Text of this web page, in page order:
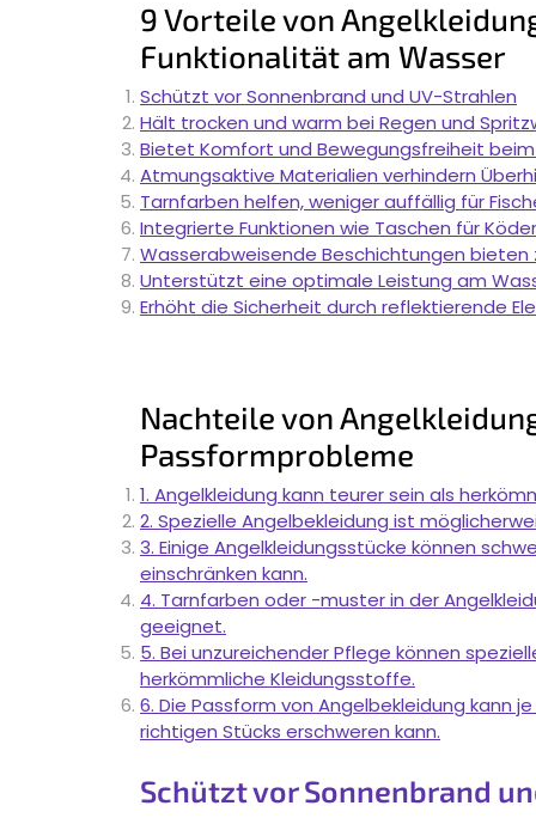
9 Vorteile von
Funktionalität am Wasser
Schützt vor Sonnenbrand und UV-Strahlen
Hält trocken und warm bei Regen und
Bietet Komfort und Bewegungsfreiheit
Atmungsaktive Materialien verhindern
Tarnfarben helfen, weniger auffällig für
Integrierte Funktionen wie Taschen für
Wasserabweisende Beschichtungen
Unterstützt eine optimale Leistung am
Erhöht die Sicherheit durch reflektierende
Nachteile von
Passformprobleme
1. Angelkleidung kann teurer sein als
2. Spezielle Angelbekleidung ist
3. Einige Angelkleidungsstücke können
einschränken kann.
4. Tarnfarben oder -muster in der
geeignet.
5. Bei unzureichender Pflege können
herkömmliche Kleidungsstoffe.
6. Die Passform von Angelbekleidung kann
richtigen Stücks erschweren kann.
Schützt vor Sonnenbrand